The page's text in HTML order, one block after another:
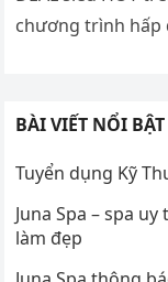
chương trình hấp
BÀI VIẾT NỔI BẬT
Tuyển dụng Kỹ
Juna Spa – spa
làm đẹp